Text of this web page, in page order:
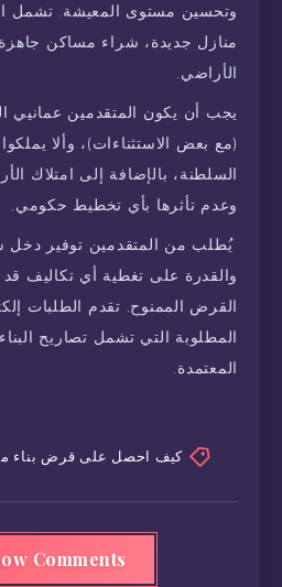
وتحسين مستوى المعيشة. تشمل
منازل جديدة، شراء مساكن
الأراضي.
يجب أن يكون المتقدمين عمانيي
(مع بعض الاستثناءات)، وألا
السلطنة، بالإضافة إلى امتلاك
وعدم تأثرها بأي تخطيط حكومي.
يُطلب من المتقدمين توفير دخل
والقدرة على تغطية أي تكاليف
القرض الممنوح. تقدم الطلبات
المطلوبة التي تشمل تصاريح
المعتمدة.
كيف احصل على قرض بناء
Comments